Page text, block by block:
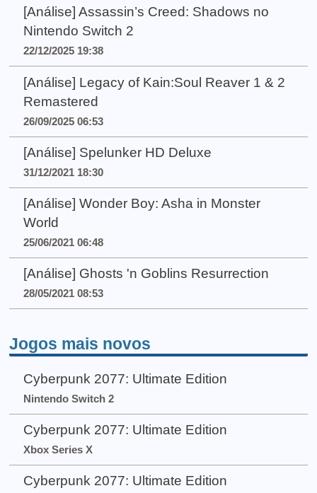
[Análise] Assassin’s Creed: Shadows no
Nintendo Switch 2
22/12/2025 19:38
[Análise] Legacy of Kain:Soul Reaver 1 & 2
Remastered
26/09/2025 06:53
[Análise] Spelunker HD Deluxe
31/12/2021 18:30
[Análise] Wonder Boy: Asha in Monster
World
25/06/2021 06:48
[Análise] Ghosts 'n Goblins Resurrection
28/05/2021 08:53
Jogos mais novos
Cyberpunk 2077: Ultimate Edition
Nintendo Switch 2
Cyberpunk 2077: Ultimate Edition
Xbox Series X
Cyberpunk 2077: Ultimate Edition